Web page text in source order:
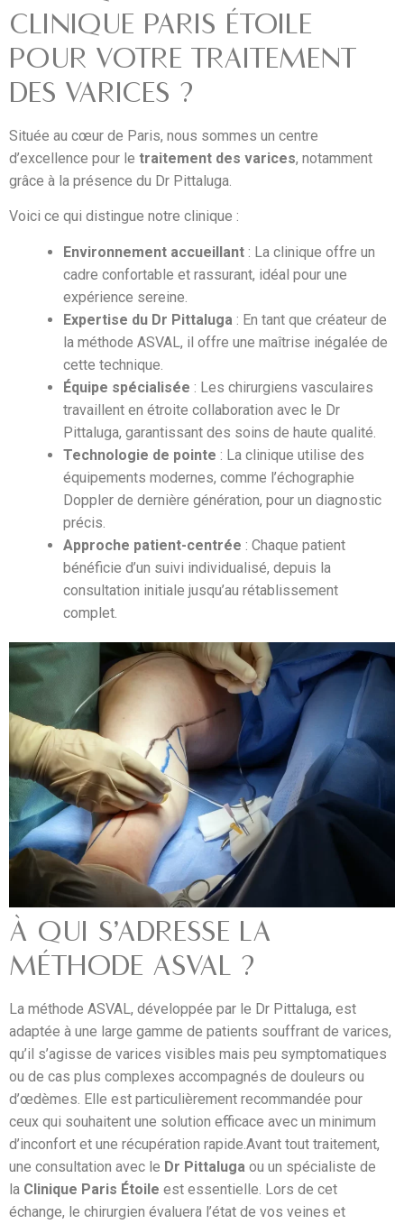
CLINIQUE PARIS ÉTOILE
POUR VOTRE TRAITEMENT
DES VARICES ?
Située au cœur de Paris, nous sommes un centre
d’excellence pour le traitement des varices, notamment
grâce à la présence du Dr Pittaluga.
Voici ce qui distingue notre clinique :
Environnement accueillant : La clinique offre un
cadre confortable et rassurant, idéal pour une
expérience sereine.
Expertise du Dr Pittaluga : En tant que créateur de
la méthode ASVAL, il offre une maîtrise inégalée de
cette technique.
Équipe spécialisée : Les chirurgiens vasculaires
travaillent en étroite collaboration avec le Dr
Pittaluga, garantissant des soins de haute qualité.
Technologie de pointe : La clinique utilise des
équipements modernes, comme l’échographie
Doppler de dernière génération, pour un diagnostic
précis.
Approche patient-centrée : Chaque patient
bénéficie d’un suivi individualisé, depuis la
consultation initiale jusqu’au rétablissement
complet.
À QUI S’ADRESSE LA
MÉTHODE ASVAL ?
La méthode ASVAL, développée par le Dr Pittaluga, est
adaptée à une large gamme de patients souffrant de varices,
qu’il s’agisse de varices visibles mais peu symptomatiques
ou de cas plus complexes accompagnés de douleurs ou
d’œdèmes. Elle est particulièrement recommandée pour
ceux qui souhaitent une solution efficace avec un minimum
d’inconfort et une récupération rapide.Avant tout traitement,
une consultation avec le Dr Pittaluga ou un spécialiste de
la Clinique Paris Étoile est essentielle. Lors de cet
échange, le chirurgien évaluera l’état de vos veines et